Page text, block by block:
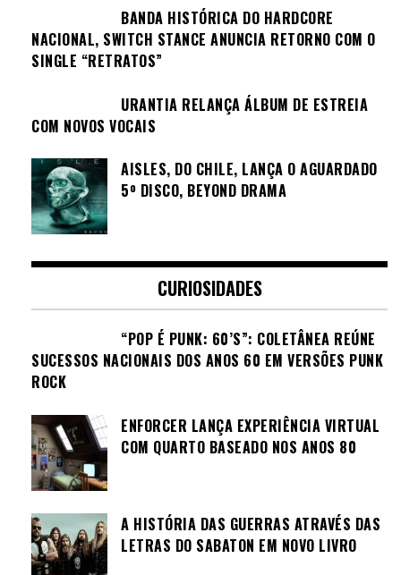
BANDA HISTÓRICA DO HARDCORE
NACIONAL, SWITCH STANCE ANUNCIA RETORNO COM O
SINGLE “RETRATOS”
URANTIA RELANÇA ÁLBUM DE ESTREIA
COM NOVOS VOCAIS
AISLES, DO CHILE, LANÇA O AGUARDADO
5º DISCO, BEYOND DRAMA
CURIOSIDADES
“POP É PUNK: 60’S”: COLETÂNEA REÚNE
SUCESSOS NACIONAIS DOS ANOS 60 EM VERSÕES PUNK
ROCK
ENFORCER LANÇA EXPERIÊNCIA VIRTUAL
COM QUARTO BASEADO NOS ANOS 80
A HISTÓRIA DAS GUERRAS ATRAVÉS DAS
LETRAS DO SABATON EM NOVO LIVRO